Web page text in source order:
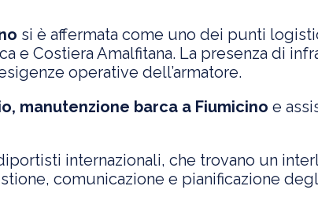
si è affermata come uno dei punti
e Costiera Amalfitana. La presenza di
operative dell’armatore.
manutenzione barca a Fiumicino e
internazionali, che trovano un
comunicazione e pianificazione